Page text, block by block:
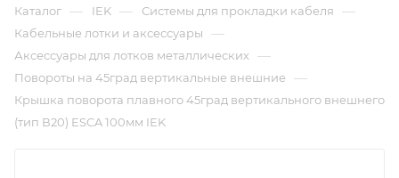
Каталог — IEK — Системы для прокладки кабеля —
Кабельные лотки и аксессуары —
Аксессуары для лотков металлических —
Повороты на 45град вертикальные внешние —
Крышка поворота плавного 45град вертикального внешнего
(тип В20) ESCA 100мм IEK